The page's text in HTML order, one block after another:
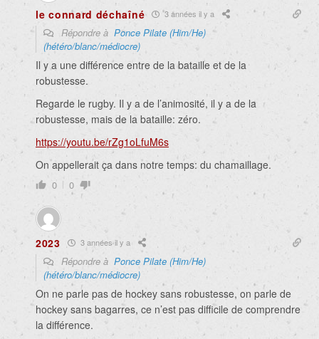
le connard déchaîné 3 années il y a
Répondre à Ponce Pilate (Him/He)
(hétéro/blanc/médiocre)
Il y a une différence entre de la bataille et de la
robustesse.
Regarde le rugby. Il y a de l’animosité, il y a de la
robustesse, mais de la bataille: zéro.
https://youtu.be/rZg1oLfuM6s
On appellerait ça dans notre temps: du chamaillage.
0 0
2023 3 années il y a
Répondre à Ponce Pilate (Him/He)
(hétéro/blanc/médiocre)
On ne parle pas de hockey sans robustesse, on parle de
hockey sans bagarres, ce n’est pas difficile de comprendre
la différence.